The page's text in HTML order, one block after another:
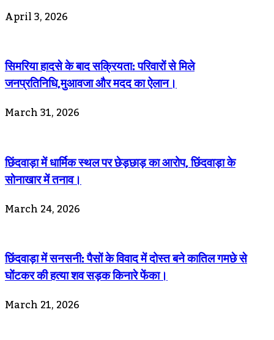
April 3, 2026
सिमरिया हादसे के बाद सक्रियता: परिवारों से मिले
जनप्रतिनिधि,मुआवजा और मदद का ऐलान।
March 31, 2026
छिंदवाड़ा में धार्मिक स्थल पर छेड़छाड़ का आरोप, छिंदवाड़ा के
सोनाखार में तनाव।
March 24, 2026
छिंदवाड़ा में सनसनी: पैसों के विवाद में दोस्त बने कातिल गमछे से
घोंटकर की हत्या शव सड़क किनारे फेंका।
March 21, 2026